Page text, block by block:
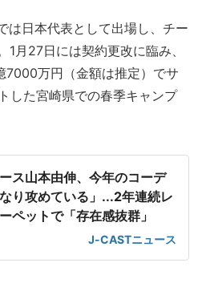
は日本代表として出場し、チー
月27日には契約更改に臨み、
万円（金額は推定）でサ
した宮崎県での春季キャンプ
ス山本由伸、今年のコーデ
り攻めている」...2年連続レ
ペットで「存在感抜群」
J-CASTニュース